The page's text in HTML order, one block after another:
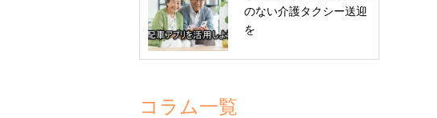
のない介護タクシー送迎
を
コラム一覧